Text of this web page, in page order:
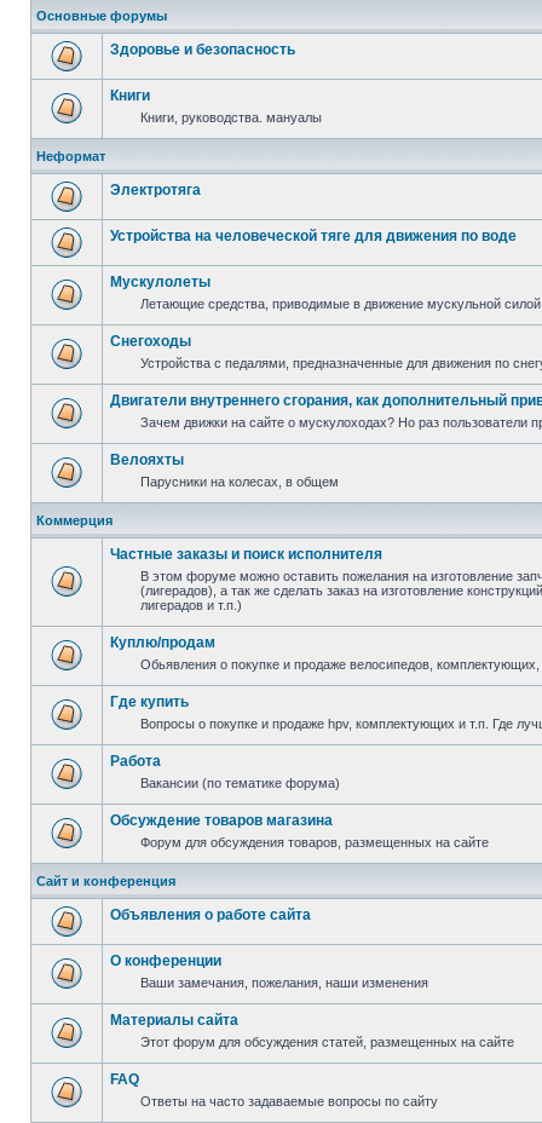
Основные форумы
Здоровье и безопасность
Книги
Книги, руководства. мануалы
Неформат
Электротяга
Устройства на человеческой тяге для движения по воде
Мускулолеты
Летающие средства, приводимые в движение мускульной силой
Снегоходы
Устройства с педалями, предназначенные для движения по
Двигатели внутреннего сгорания, как дополнительный
Зачем движки на сайте о мускулоходах? Но раз пользователи
Велояхты
Парусники на колесах, в общем
Коммерция
Частные заказы и поиск исполнителя
В этом форуме можно оставить пожелания на изготовление
(лигерадов), а так же сделать заказ на изготовление
лигерадов и т.п.)
Куплю/продам
Обьявления о покупке и продаже велосипедов,
Где купить
Вопросы о покупке и продаже hpv, комплектующих и т.п. Где
Работа
Вакансии (по тематике форума)
Обсуждение товаров магазина
Форум для обсуждения товаров, размещенных на сайте
Сайт и конференция
Объявления о работе сайта
О конференции
Ваши замечания, пожелания, наши изменения
Материалы сайта
Этот форум для обсуждения статей, размещенных на сайте
FAQ
Ответы на часто задаваемые вопросы по сайту